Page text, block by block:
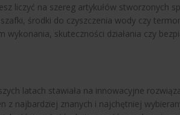
liczyć na szereg artykułów
środki do czyszczenia wody czy
skuteczności działania czy
latach stawiała na innowacyjne
z najbardziej znanych i najchętniej